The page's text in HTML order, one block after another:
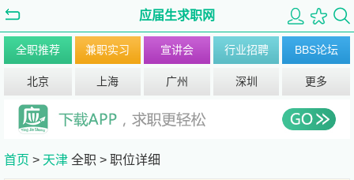
应届生求职网
全职推荐 兼职实习 宣讲会 行业招聘 BBS论坛
北京 上海 广州 深圳 更多
首页 > 天津 全职 > 职位详细